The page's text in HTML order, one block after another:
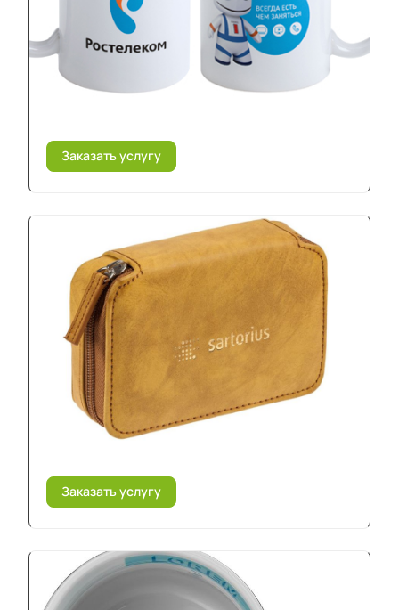
Заказать услугу
Заказать услугу